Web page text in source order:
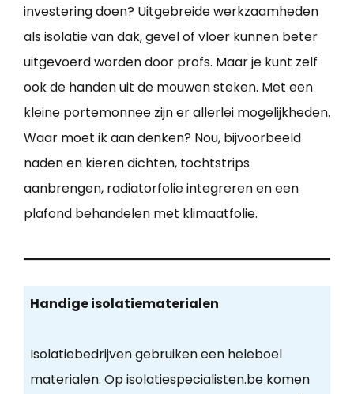
investering doen? Uitgebreide werkzaamheden
als isolatie van dak, gevel of vloer kunnen beter
uitgevoerd worden door profs. Maar je kunt zelf
ook de handen uit de mouwen steken. Met een
kleine portemonnee zijn er allerlei mogelijkheden.
Waar moet ik aan denken? Nou, bijvoorbeeld
naden en kieren dichten, tochtstrips
aanbrengen, radiatorfolie integreren en een
plafond behandelen met klimaatfolie.
Handige isolatiematerialen
Isolatiebedrijven gebruiken een heleboel
materialen. Op isolatiespecialisten.be komen